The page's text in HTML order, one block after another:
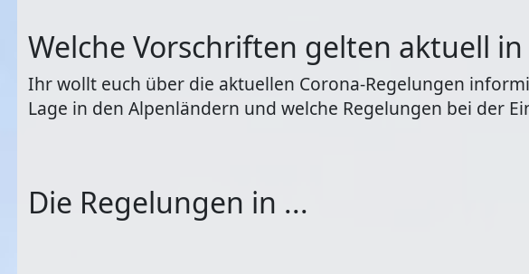
Welche Vorschriften gelten aktuell
Ihr wollt euch über die aktuellen Corona-Regelungen
Lage in den Alpenländern und welche Regelungen bei der
Die Regelungen in ...